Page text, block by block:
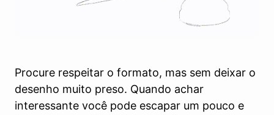
Procure respeitar o formato, mas sem deixar o
desenho muito preso. Quando achar
interessante você pode escapar um pouco e